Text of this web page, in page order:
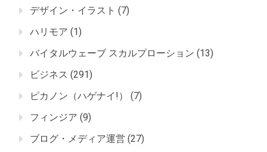
デザイン・イラスト (7)
ハリモア (1)
バイタルウェーブ スカルプローション (13)
ビジネス (291)
ピカノン（ハゲナイ!）
(7)
フィンジア (9)
ブログ・メディア運営 (27)